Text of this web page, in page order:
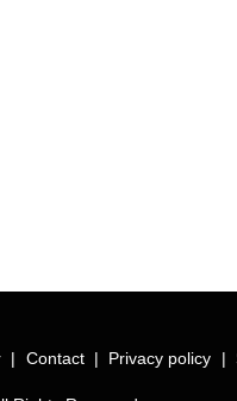
Contact Privacy policy